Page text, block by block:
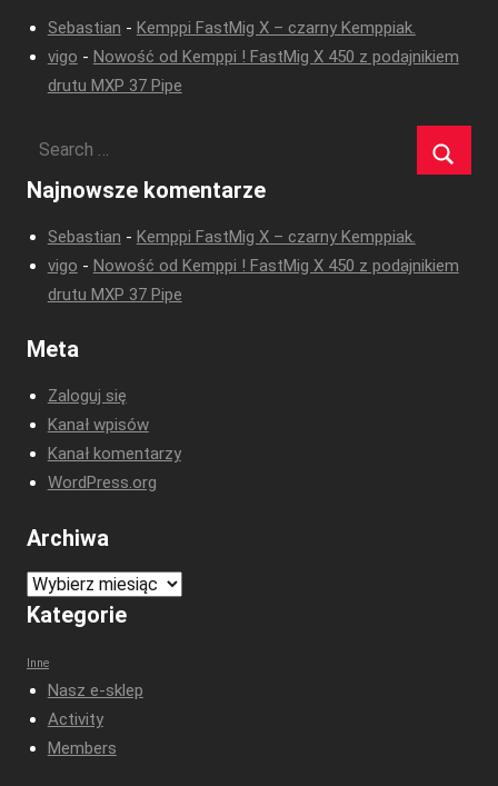
Sebastian - Kemppi FastMig X – czarny Kemppiak.
vigo - Nowość od Kemppi ! FastMig X 450 z podajnikiem
drutu MXP 37 Pipe
Najnowsze komentarze
Sebastian - Kemppi FastMig X – czarny Kemppiak.
vigo - Nowość od Kemppi ! FastMig X 450 z podajnikiem
drutu MXP 37 Pipe
Meta
Zaloguj się
Kanał wpisów
Kanał komentarzy
WordPress.org
Archiwa
Archiwa
Kategorie
Inne
Nasz e-sklep
Activity
Members